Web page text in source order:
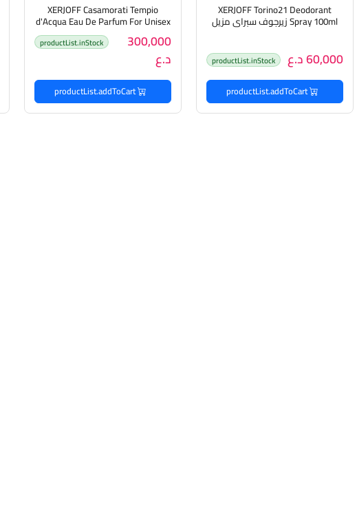
XERJOFF Torino21 Deodorant
Spray 100ml زيرجوف سبراي مزيل
60,000 د.ع productList.inStock
productList.addToCart
XERJOFF Casamorati Tempio
d'Acqua Eau De Parfum For Unisex
100ml زيرجوف عطر للرجال والنساء
300,000
د.ع
productList.inStock
productList.addToCart